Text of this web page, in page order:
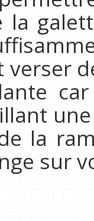
la
la
sur